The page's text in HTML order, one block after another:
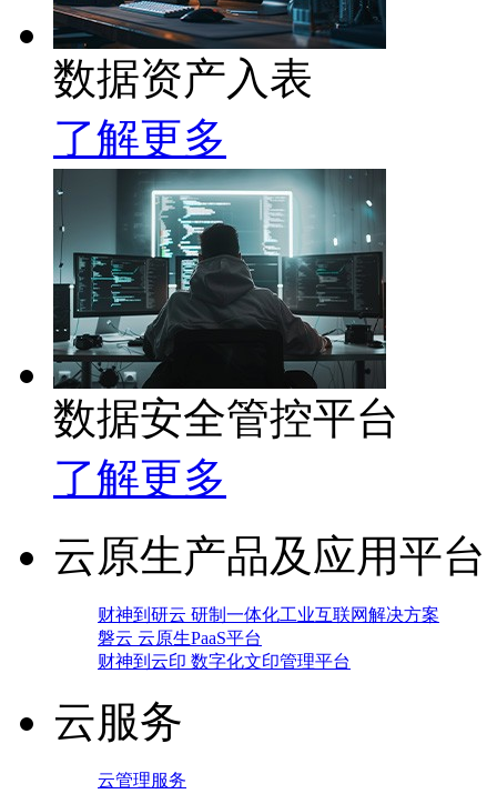
数据资产入表
了解更多
数据安全管控平台
了解更多
云原生产品及应用平台
财神到研云 研制一体化工业互联网解决方案
磐云 云原生PaaS平台
财神到云印 数字化文印管理平台
云服务
云管理服务